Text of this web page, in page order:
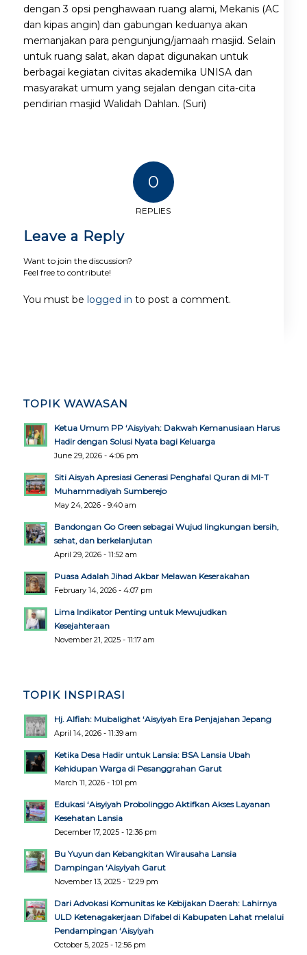
dengan 3 opsi penghawaan ruang alami, Mekanis (AC
dan kipas angin) dan gabungan keduanya akan
memanjakan para pengunjung/jamaah masjid. Selain
untuk ruang salat, akan dapat digunakan untuk
berbagai kegiatan civitas akademika UNISA dan
masyarakat umum yang sejalan dengan cita-cita
pendirian masjid Walidah Dahlan. (Suri)
0
REPLIES
Leave a Reply
Want to join the discussion?
Feel free to contribute!
You must be logged in to post a comment.
TOPIK WAWASAN
Ketua Umum PP ‘Aisyiyah: Dakwah Kemanusiaan Harus
Hadir dengan Solusi Nyata bagi Keluarga
June 29, 2026 - 4:06 pm
Siti Aisyah Apresiasi Generasi Penghafal Quran di MI-T
Muhammadiyah Sumberejo
May 24, 2026 - 9:40 am
Bandongan Go Green sebagai Wujud lingkungan bersih,
sehat, dan berkelanjutan
April 29, 2026 - 11:52 am
Puasa Adalah Jihad Akbar Melawan Keserakahan
February 14, 2026 - 4:07 pm
Lima Indikator Penting untuk Mewujudkan
Kesejahteraan
November 21, 2025 - 11:17 am
TOPIK INSPIRASI
Hj. Alfiah: Mubalighat ‘Aisyiyah Era Penjajahan Jepang
April 14, 2026 - 11:39 am
Ketika Desa Hadir untuk Lansia: BSA Lansia Ubah
Kehidupan Warga di Pesanggrahan Garut
March 11, 2026 - 1:01 pm
Edukasi ‘Aisyiyah Probolinggo Aktifkan Akses Layanan
Kesehatan Lansia
December 17, 2025 - 12:36 pm
Bu Yuyun dan Kebangkitan Wirausaha Lansia
Dampingan ‘Aisyiyah Garut
November 13, 2025 - 12:29 pm
Dari Advokasi Komunitas ke Kebijakan Daerah: Lahirnya
ULD Ketenagakerjaan Difabel di Kabupaten Lahat melalui
Pendampingan ‘Aisyiyah
October 5, 2025 - 12:56 pm